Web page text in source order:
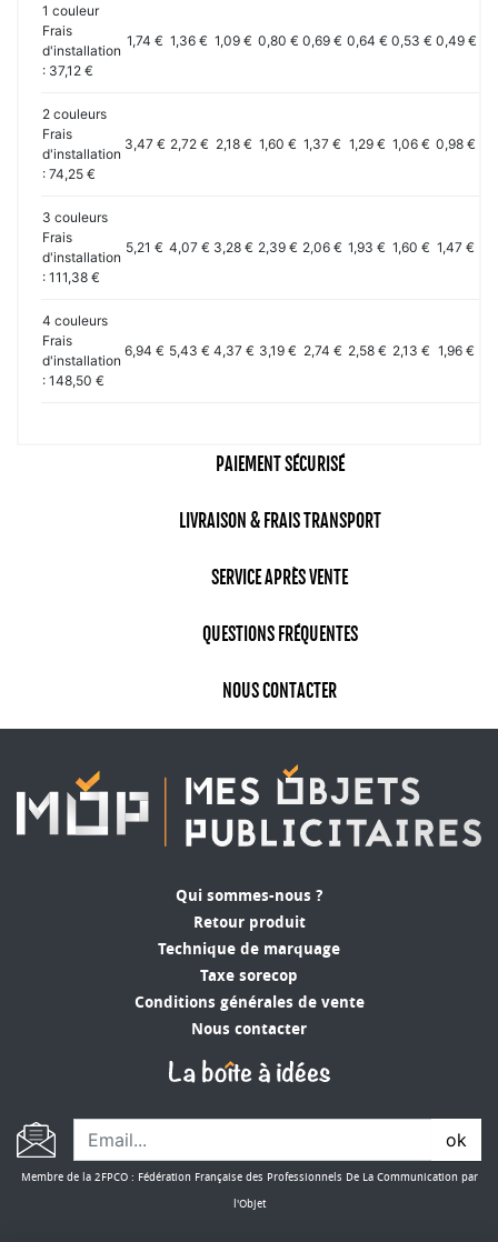
1 couleur
Frais
d'installation
: 37,12 €
1,74 € 1,36 € 1,09 € 0,80 € 0,69 € 0,64 € 0,53 € 0,49 €
2 couleurs
Frais
d'installation
: 74,25 €
3,47 € 2,72 € 2,18 € 1,60 € 1,37 € 1,29 € 1,06 € 0,98 €
3 couleurs
Frais
d'installation
: 111,38 €
5,21 € 4,07 € 3,28 € 2,39 € 2,06 € 1,93 € 1,60 € 1,47 €
4 couleurs
Frais
d'installation
: 148,50 €
6,94 € 5,43 € 4,37 € 3,19 € 2,74 € 2,58 € 2,13 € 1,96 €
PAIEMENT SÉCURISÉ
LIVRAISON & FRAIS TRANSPORT
SERVICE APRÈS VENTE
QUESTIONS FRÉQUENTES
NOUS CONTACTER
Qui sommes-nous ?
Retour produit
Technique de marquage
Taxe sorecop
Conditions générales de vente
Nous contacter
ok
Membre de la 2FPCO : Fédération Française des Professionnels De La Communication par
l'Objet